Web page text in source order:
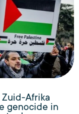
Zuid-Afrika
genocide in